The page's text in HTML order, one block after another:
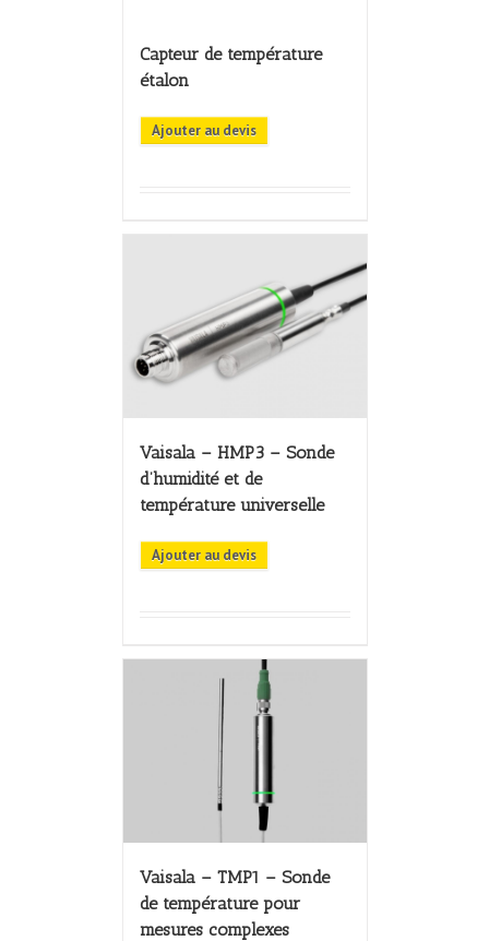
Capteur de température
étalon
Ajouter au devis
Vaisala – HMP3 – Sonde
d’humidité et de
température universelle
Ajouter au devis
Vaisala – TMP1 – Sonde
de température pour
mesures complexes